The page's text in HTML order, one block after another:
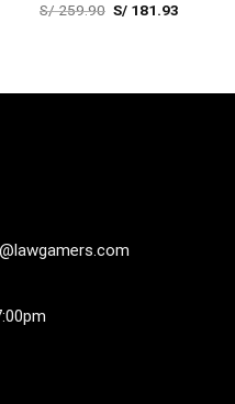
S/259.90 S/ 181.93